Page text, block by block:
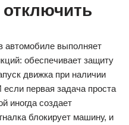
отключить
автомобиле выполняет
обеспечивает защиту
движка при наличии
если первая задача проста
иногда создает
блокирует машину, и